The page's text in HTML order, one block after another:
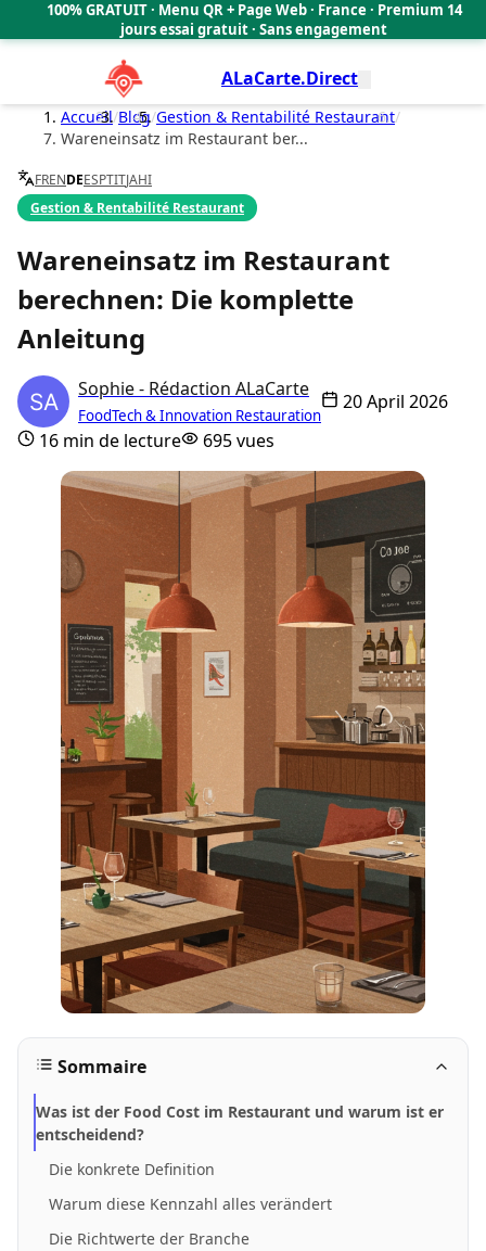
100% GRATUIT · Menu QR + Page Web · France · Premium 14
jours essai gratuit · Sans engagement
ALaCarte.Direct
Accueil/Blog/Gestion & Rentabilité Restaurant/
Wareneinsatz im Restaurant ber...
FRENDEESPTITJAHI
Gestion & Rentabilité Restaurant
Wareneinsatz im Restaurant
berechnen: Die komplette
Anleitung
Sophie - Rédaction ALaCarte
FoodTech & Innovation Restauration
20 April 2026
16 min de lecture
695 vues
Sommaire
Was ist der Food Cost im Restaurant und warum ist er
entscheidend?
Die konkrete Definition
Warum diese Kennzahl alles verändert
Die Richtwerte der Branche